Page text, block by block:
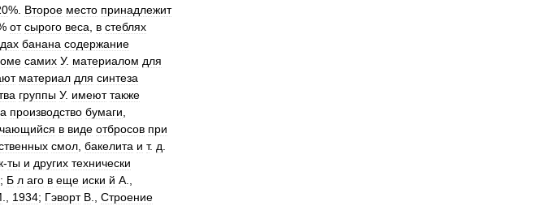
%. Второе место принадлежит
от сырого веса в стеблях
банана содержание
самих У. материалом для
материал для синтеза
группы У. имеют также
производство бумаги
в виде отбросов при
смол бакелита и т. д
к-ты и других технически
; Б л аго в еще иски й А
1934; Гэворт В
Строение